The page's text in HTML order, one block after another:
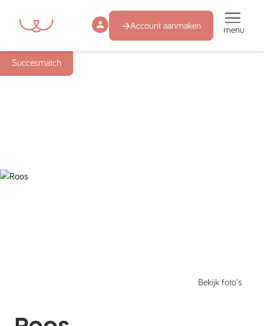
Account aanmaken menu
Succesmatch
Bekijk foto's